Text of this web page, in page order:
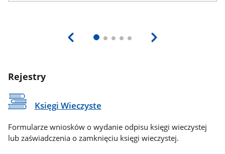
Rejestry
Księgi Wieczyste
Formularze wniosków o wydanie odpisu księgi wieczystej
lub zaświadczenia o zamknięciu księgi wieczystej.